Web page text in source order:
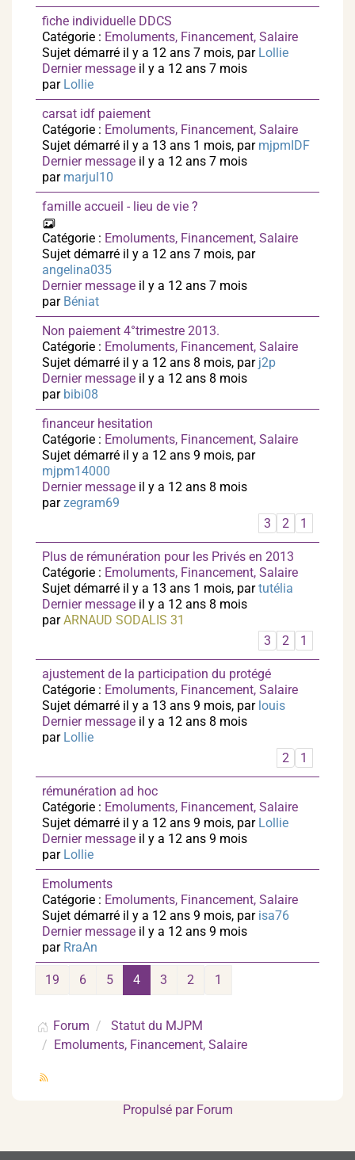
fiche individuelle DDCS
Catégorie : Emoluments, Financement, Salaire
Sujet démarré il y a 12 ans 7 mois, par Lollie
Dernier message il y a 12 ans 7 mois
par Lollie
carsat idf paiement
Catégorie : Emoluments, Financement, Salaire
Sujet démarré il y a 13 ans 1 mois, par mjpmIDF
Dernier message il y a 12 ans 7 mois
par marjul10
famille accueil - lieu de vie ?
Catégorie : Emoluments, Financement, Salaire
Sujet démarré il y a 12 ans 7 mois, par
angelina035
Dernier message il y a 12 ans 7 mois
par Béniat
Non paiement 4°trimestre 2013.
Catégorie : Emoluments, Financement, Salaire
Sujet démarré il y a 12 ans 8 mois, par j2p
Dernier message il y a 12 ans 8 mois
par bibi08
financeur hesitation
Catégorie : Emoluments, Financement, Salaire
Sujet démarré il y a 12 ans 9 mois, par
mjpm14000
Dernier message il y a 12 ans 8 mois
parzegram69
1
2
3
Plus de rémunération pour les Privés en 2013
Catégorie : Emoluments, Financement, Salaire
Sujet démarré il y a 13 ans 1 mois, partutélia
Dernier message il y a 12 ans 8 mois
parARNAUD SODALIS 31
1
2
3
ajustement de la participation du protégé
Catégorie : Emoluments, Financement, Salaire
Sujet démarré il y a 13 ans 9 mois, par louis
Dernier message il y a 12 ans 8 mois
par Lollie
1
2
rémunération ad hoc
Catégorie : Emoluments, Financement, Salaire
Sujet démarré il y a 12 ans 9 mois, par Lollie
Dernier message il y a 12 ans 9 mois
par Lollie
Emoluments
Catégorie : Emoluments, Financement, Salaire
Sujet démarré il y a 12 ans 9 mois, par isa76
Dernier message il y a 12 ans 9 mois
par RraAn
1
2
3
4
5
6
19
Forum
Statut du MJPM
Emoluments, Financement, Salaire
Propulsé par Forum